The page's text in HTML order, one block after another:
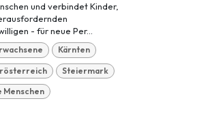
und verbindet Kinder,
- für neue Per...
Kärnten
Steiermark